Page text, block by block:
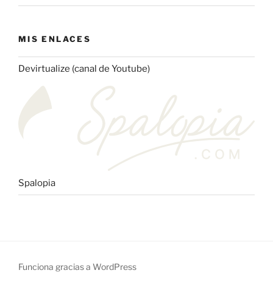
MIS ENLACES
Devirtualize (canal de Youtube)
Spalopia
Funciona gracias a WordPress